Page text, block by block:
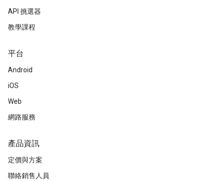
API 挑選器
教學課程
平台
Android
iOS
Web
網路服務
產品資訊
定價與方案
聯絡銷售人員